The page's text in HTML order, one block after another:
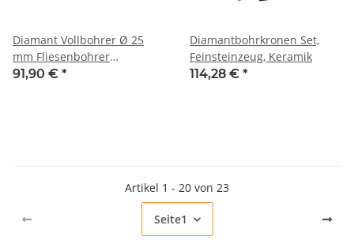
Diamant Vollbohrer Ø 25
mm Fliesenbohrer
Diamantfräser M14, NL 100
91,90 € *
Diamantbohrkronen Set,
Feinsteinzeug, Keramik
114,28 € *
Artikel 1 - 20 von 23
Seite1